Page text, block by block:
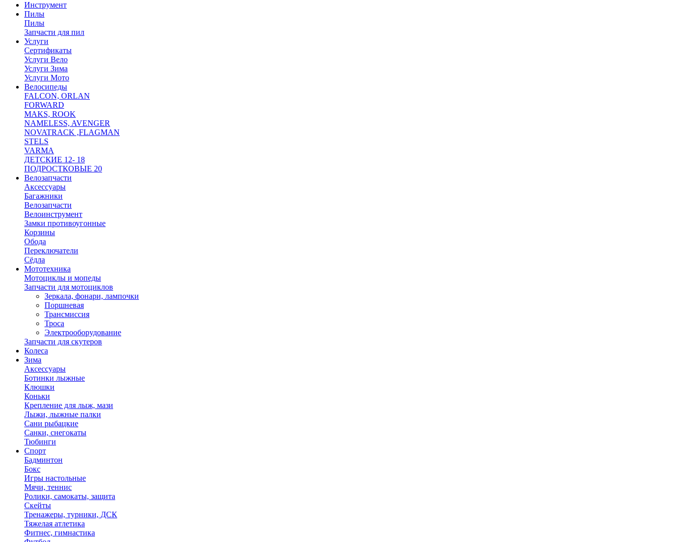
Инструмент
Пилы
Пилы
Запчасти для пил
Услуги
Сертификаты
Услуги Вело
Услуги Зима
Услуги Мото
Велосипеды
FALCON, ORLAN
FORWARD
MAKS, ROOK
NAMELESS, AVENGER
NOVATRACK ,FLAGMAN
STELS
VARMA
ДЕТСКИЕ 12- 18
ПОДРОСТКОВЫЕ 20
Велозапчасти
Аксессуары
Багажники
Велозапчасти
Велоинструмент
Замки противоугонные
Корзины
Обода
Переключатели
Сёдла
Мототехника
Мотоциклы и мопеды
Запчасти для мотоциклов
Зеркала, фонари, лампочки
Поршневая
Трансмиссия
Троса
Электрооборудование
Запчасти для скутеров
Колеса
Зима
Аксессуары
Ботинки лыжные
Клюшки
Коньки
Крепление для лыж, мази
Лыжи, лыжные палки
Сани рыбацкие
Санки, снегокаты
Тюбинги
Спорт
Бадминтон
Бокс
Игры настольные
Мячи, теннис
Ролики, самокаты, защита
Скейты
Тренажеры, турники, ДСК
Тяжелая атлетика
Фитнес, гимнастика